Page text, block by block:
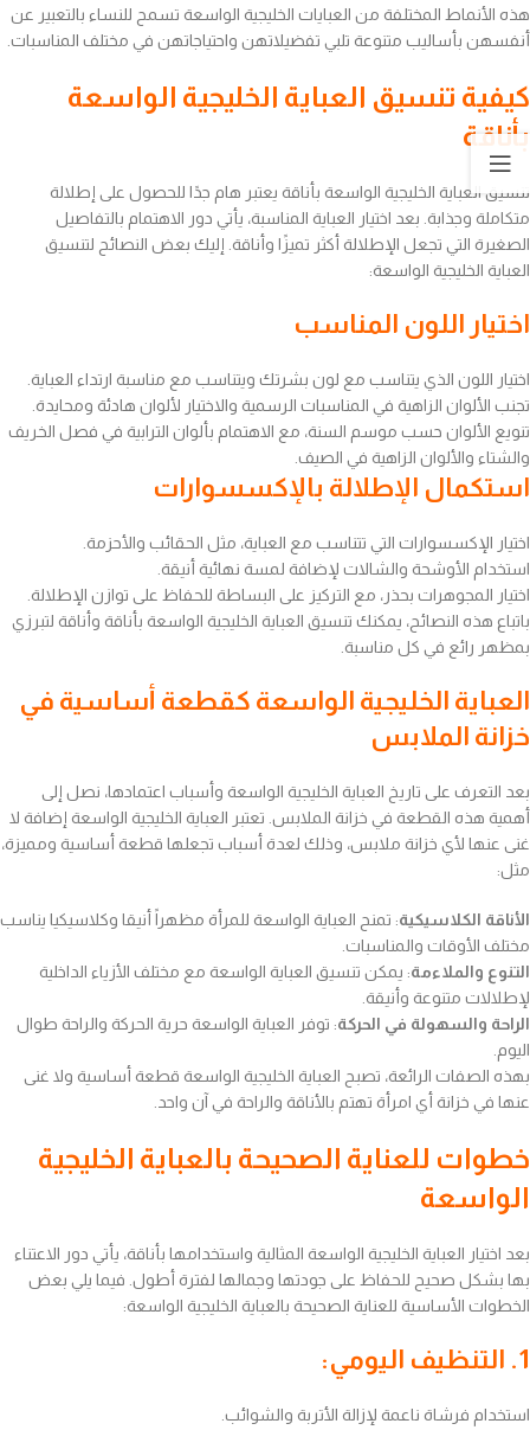
هذه الأنماط المختلفة من العبايات الخليجية الواسعة تسمح للنساء بالتعبير عن
أنفسهن بأساليب متنوعة تلبي تفضيلاتهن واحتياجاتهن في مختلف المناسبات.
كيفية تنسيق العباية الخليجية الواسعة
بأناقة
تنسيق العباية الخليجية الواسعة بأناقة يعتبر هام جدًا للحصول على إطلالة
متكاملة وجذابة. بعد اختيار العباية المناسبة، يأتي دور الاهتمام بالتفاصيل
الصغيرة التي تجعل الإطلالة أكثر تميزًا وأناقة. إليك بعض النصائح لتنسيق
العباية الخليجية الواسعة:
اختيار اللون المناسب
اختيار اللون الذي يتناسب مع لون بشرتك ويتناسب مع مناسبة ارتداء العباية.
تجنب الألوان الزاهية في المناسبات الرسمية والاختيار لألوان هادئة ومحايدة.
تنويع الألوان حسب موسم السنة، مع الاهتمام بألوان الترابية في فصل الخريف
والشتاء والألوان الزاهية في الصيف.
استكمال الإطلالة بالإكسسوارات
اختيار الإكسسوارات التي تتناسب مع العباية، مثل الحقائب والأحزمة.
استخدام الأوشحة والشالات لإضافة لمسة نهائية أنيقة.
اختيار المجوهرات بحذر، مع التركيز على البساطة للحفاظ على توازن الإطلالة.
باتباع هذه النصائح، يمكنك تنسيق العباية الخليجية الواسعة بأناقة وأناقة لتبرزي
بمظهر رائع في كل مناسبة.
العباية الخليجية الواسعة كقطعة أساسية في
خزانة الملابس
بعد التعرف على تاريخ العباية الخليجية الواسعة وأسباب اعتمادها، نصل إلى
أهمية هذه القطعة في خزانة الملابس. تعتبر العباية الخليجية الواسعة إضافة لا
غنى عنها لأي خزانة ملابس، وذلك لعدة أسباب تجعلها قطعة أساسية ومميزة،
مثل:
الأناقة الكلاسيكية: تمنح العباية الواسعة للمرأة مظهراً أنيقا وكلاسيكيا يناسب
مختلف الأوقات والمناسبات.
التنوع والملاءمة: يمكن تنسيق العباية الواسعة مع مختلف الأزياء الداخلية
لإطلالات متنوعة وأنيقة.
الراحة والسهولة في الحركة: توفر العباية الواسعة حرية الحركة والراحة طوال
اليوم.
بهذه الصفات الرائعة، تصبح العباية الخليجية الواسعة قطعة أساسية ولا غنى
عنها في خزانة أي امرأة تهتم بالأناقة والراحة في آن واحد.
خطوات للعناية الصحيحة بالعباية الخليجية
الواسعة
بعد اختيار العباية الخليجية الواسعة المثالية واستخدامها بأناقة، يأتي دور الاعتناء
بها بشكل صحيح للحفاظ على جودتها وجمالها لفترة أطول. فيما يلي بعض
الخطوات الأساسية للعناية الصحيحة بالعباية الخليجية الواسعة:
1. التنظيف اليومي:
استخدام فرشاة ناعمة لإزالة الأتربة والشوائب.